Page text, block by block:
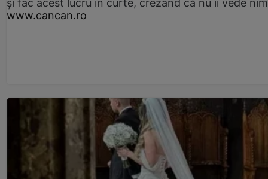
și fac acest lucru în curte, crezând că nu îi vede
www.cancan.ro